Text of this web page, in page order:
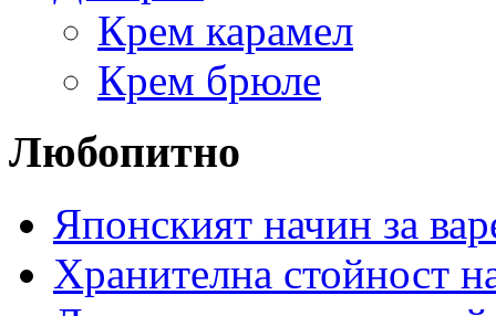
Крем карамел
Крем брюле
Любопитно
Японският начин за
Хранителна стойност